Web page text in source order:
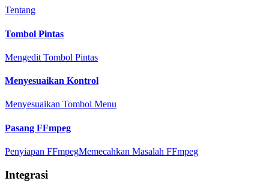
Tentang
Tombol Pintas
Mengedit Tombol Pintas
Menyesuaikan Kontrol
Menyesuaikan Tombol Menu
Pasang FFmpeg
Penyiapan FFmpegMemecahkan Masalah FFmpeg
Integrasi